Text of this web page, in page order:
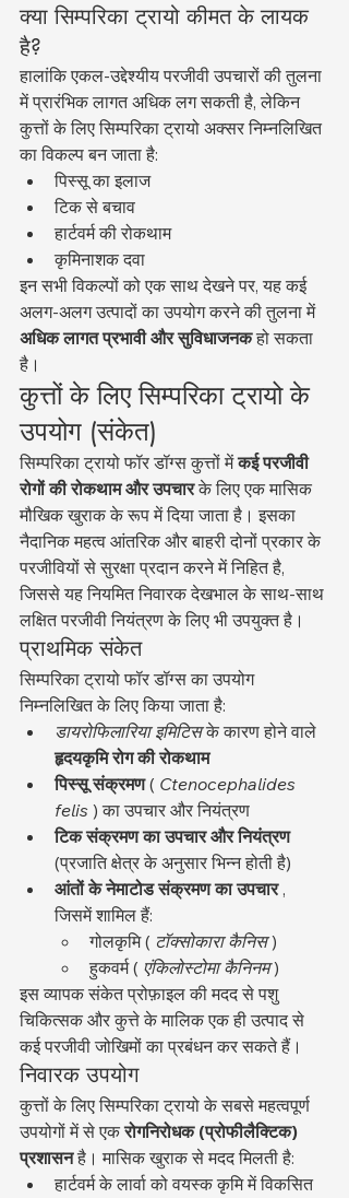
क्या सिम्परिका ट्रायो कीमत के लायक
है?
हालांकि एकल-उद्देश्यीय परजीवी उपचारों की तुलना
में प्रारंभिक लागत अधिक लग सकती है, लेकिन
कुत्तों के लिए सिम्परिका ट्रायो अक्सर निम्नलिखित
का विकल्प बन जाता है:
पिस्सू का इलाज
टिक से बचाव
हार्टवर्म की रोकथाम
कृमिनाशक दवा
इन सभी विकल्पों को एक साथ देखने पर, यह कई
अलग-अलग उत्पादों का उपयोग करने की तुलना में
अधिक लागत प्रभावी और सुविधाजनक हो सकता
है।
कुत्तों के लिए सिम्परिका ट्रायो के
उपयोग (संकेत)
सिम्परिका ट्रायो फॉर डॉग्स कुत्तों में कई परजीवी
रोगों की रोकथाम और उपचार के लिए एक मासिक
मौखिक खुराक के रूप में दिया जाता है। इसका
नैदानिक महत्व आंतरिक और बाहरी दोनों प्रकार के
परजीवियों से सुरक्षा प्रदान करने में निहित है,
जिससे यह नियमित निवारक देखभाल के साथ-साथ
लक्षित परजीवी नियंत्रण के लिए भी उपयुक्त है।
प्राथमिक संकेत
सिम्परिका ट्रायो फॉर डॉग्स का उपयोग
निम्नलिखित के लिए किया जाता है:
डायरोफिलारिया इमिटिस के कारण होने वाले
हृदयकृमि रोग की रोकथाम
पिस्सू संक्रमण ( Ctenocephalides
felis ) का उपचार और नियंत्रण
टिक संक्रमण का उपचार और नियंत्रण
(प्रजाति क्षेत्र के अनुसार भिन्न होती है)
आंतों के नेमाटोड संक्रमण का उपचार ,
जिसमें शामिल हैं:
गोलकृमि ( टॉक्सोकारा कैनिस )
हुकवर्म ( एंकिलोस्टोमा कैनिनम )
इस व्यापक संकेत प्रोफ़ाइल की मदद से पशु
चिकित्सक और कुत्ते के मालिक एक ही उत्पाद से
कई परजीवी जोखिमों का प्रबंधन कर सकते हैं।
निवारक उपयोग
कुत्तों के लिए सिम्परिका ट्रायो के सबसे महत्वपूर्ण
उपयोगों में से एक रोगनिरोधक (प्रोफीलैक्टिक)
प्रशासन है। मासिक खुराक से मदद मिलती है:
हार्टवर्म के लार्वा को वयस्क कृमि में विकसित